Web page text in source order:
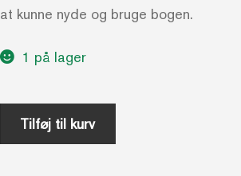
at kunne nyde og bruge bogen.
1 på lager
Køkkenklassikere
Tilføj til kurv